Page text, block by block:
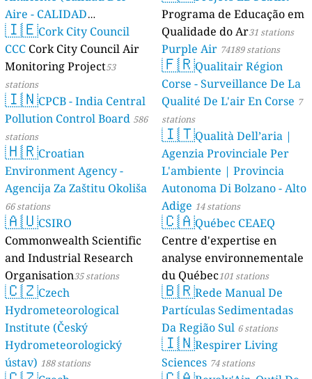
Aire - CALIDAD
AMBIENTAL) 23 stations
🇮🇪Cork City Council
CCC Cork City Council Air
Monitoring Project53
stations
🇮🇳CPCB - India Central
Pollution Control Board 586
stations
🇭🇷Croatian
Environment Agency -
Agencija Za Zaštitu Okoliša
66 stations
🇦🇺CSIRO
Commonwealth Scientific
and Industrial Research
Organisation35 stations
🇨🇿Czech
Hydrometeorological
Institute (Český
Hydrometeorologický
ústav) 188 stations
Programa de Educação em
Qualidade do Ar31 stations
Purple Air 74189 stations
🇫🇷Qualitair Région
Corse - Surveillance De La
Qualité De L'air En Corse 7
stations
🇮🇹Qualità Dell’aria |
Agenzia Provinciale Per
L'ambiente | Provincia
Autonoma Di Bolzano - Alto
Adige 14 stations
🇨🇦Québec CEAEQ
Centre d'expertise en
analyse environnementale
du Québec101 stations
🇧🇷Rede Manual De
Partículas Sedimentadas
Da Região Sul 6 stations
🇮🇳Respirer Living
Sciences 74 stations